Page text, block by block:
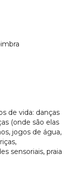
de vida: danças
(onde são elas
jogos de água,
sensoriais, praia